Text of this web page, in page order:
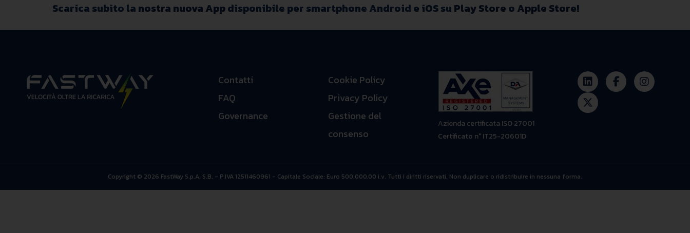
Scarica subito la nostra nuova Appdisponibile per smartphone Android e iOS su Play Store o Apple Store!
Contatti
FAQ
Governance
Cookie Policy
Privacy Policy
Gestione del
consenso
Azienda certificata ISO 27001
Certificato n° IT25-20601D
Copyright © 2026 FastWay S.p.A. S.B. - P.IVA 12511460961 - Capitale Sociale: Euro 500.000,00 i.v. Tutti i diritti riservati. Non duplicare o ridistribuire in nessuna forma.